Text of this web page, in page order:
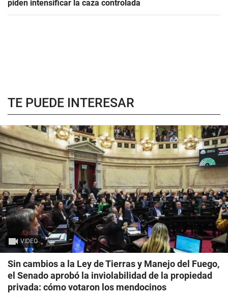
piden intensificar la caza controlada
TE PUEDE INTERESAR
VIDEO
Sin cambios a la Ley de Tierras y Manejo del Fuego,
el Senado aprobó la inviolabilidad de la propiedad
privada: cómo votaron los mendocinos